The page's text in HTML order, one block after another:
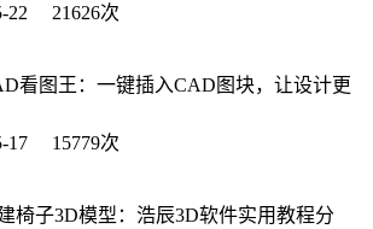
22 21626次
看图王：一键插入CAD图块，让设计更
17 15779次
椅子3D模型：浩辰3D软件实用教程分